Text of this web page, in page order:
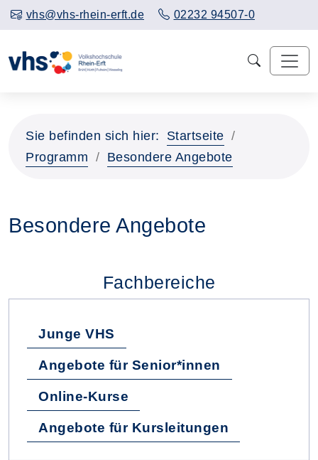
vhs@vhs-rhein-erft.de 02232 94507-0
Sie befinden sich hier:
Startseite
Programm
Besondere Angebote
Besondere Angebote
Fachbereiche
Junge VHS
Angebote für Senior*innen
Online-Kurse
Angebote für Kursleitungen